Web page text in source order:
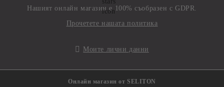
Нашият онлайн магазин е 100% съобразен с GDPR.
Прочетете нашата политика
Моите лични данни
Онлайн магазин от SELITON